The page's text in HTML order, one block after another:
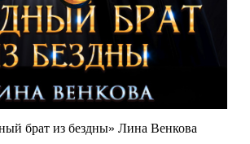
брат из бездны» Лина Венкова